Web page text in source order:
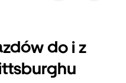
do i z